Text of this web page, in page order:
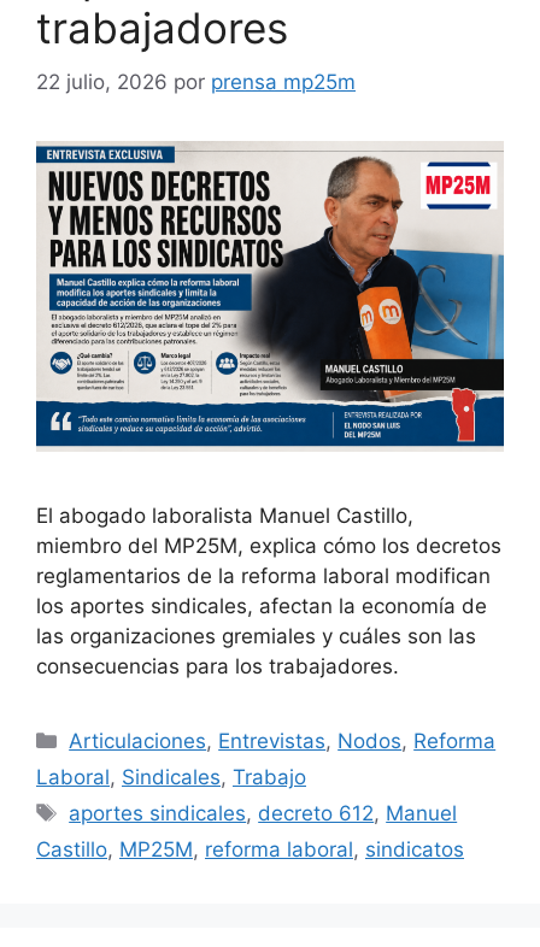
trabajadores
22 julio, 2026 por prensa mp25m
El abogado laboralista Manuel Castillo,
miembro del MP25M, explica cómo los decretos
reglamentarios de la reforma laboral modifican
los aportes sindicales, afectan la economía de
las organizaciones gremiales y cuáles son las
consecuencias para los trabajadores.
Articulaciones, Entrevistas, Nodos, Reforma
Laboral, Sindicales, Trabajo
aportes sindicales, decreto 612, Manuel
Castillo, MP25M, reforma laboral, sindicatos